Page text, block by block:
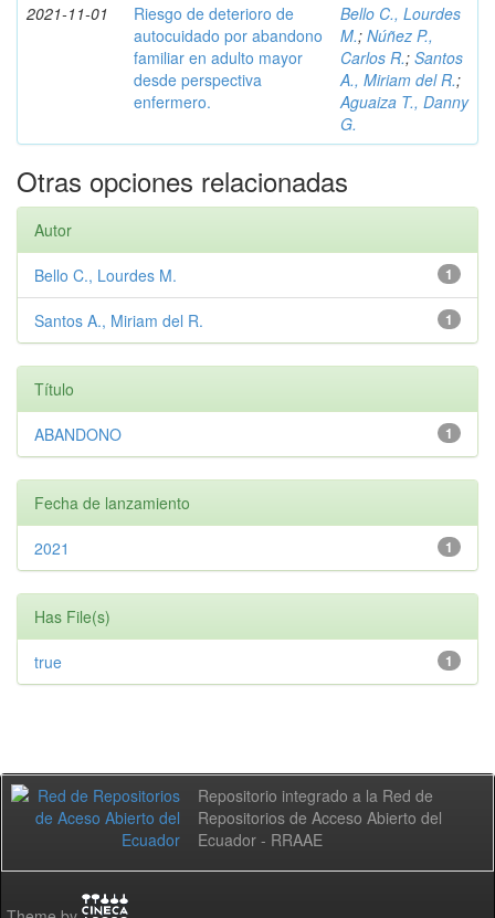
2021-11-01
Riesgo de deterioro de
autocuidado por abandono
familiar en adulto mayor
desde perspectiva
enfermero.
Bello C., Lourdes
M.; Núñez P.,
Carlos R.; Santos
A., Miriam del R.;
Aguaiza T., Danny
G.
Otras opciones relacionadas
Autor
1
Bello C., Lourdes M.
1
Santos A., Miriam del R.
Título
1
ABANDONO
Fecha de lanzamiento
1
2021
Has File(s)
1
true
Repositorio integrado a la Red de
Repositorios de Acceso Abierto del
Ecuador - RRAAE